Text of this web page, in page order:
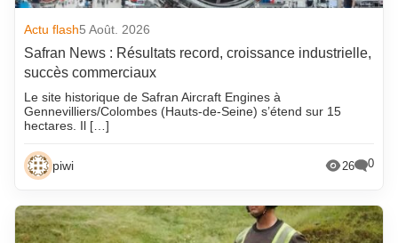
Actu flash5 Août. 2026
Safran News : Résultats record, croissance industrielle,
succès commerciaux
Le site historique de Safran Aircraft Engines à
Gennevilliers/Colombes (Hauts-de-Seine) s’étend sur 15
hectares. Il […]
piwi 26 0